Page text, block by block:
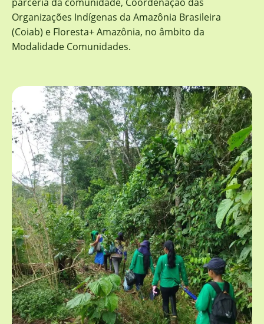
Organizações Indígenas da Amazônia Brasileira
(Coiab) e Floresta+ Amazônia, no âmbito da
Modalidade Comunidades.